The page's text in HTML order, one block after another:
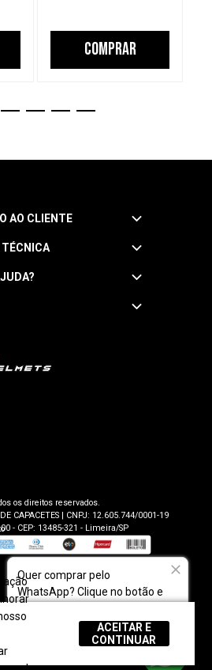
COMPRAR
AO CLIENTE
os direitos reservados.
CAPACETES | CNPJ: 12.605.744/0001-19
- CEP: 13485-321 - Limeira/SP
REGULAR
Quer comprar pelo
WhatsApp? Clique no botão e
ACEITAR E
CONTINUAR